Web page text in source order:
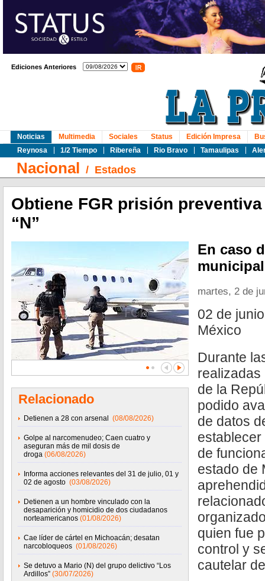
Ediciones Anteriores
Noticias
Reynosa
1/2 Tiempo Ribereña Rio Bravo Tamaulipas
Multimedia Sociales Status Edición Impresa
Nacional / Estados
Obtiene FGR prisión
“N”
Relacionado
Detienen a 28 con arsenal (08/08/2026)
Golpe al narcomenudeo; Caen cuatro y
aseguran más de mil dosis de
droga (06/08/2026)
Informa acciones relevantes del 31 de julio, 01 y
02 de agosto (03/08/2026)
Detienen a un hombre vinculado con la
desaparición y homicidio de dos ciudadanos
norteamericanos (01/08/2026)
Cae líder de cártel en Michoacán; desatan
narcobloqueos (01/08/2026)
Se detuvo a Mario (N) del grupo delictivo “Los
Ardillos” (30/07/2026)
En caso
martes, 2 de
02 de
México
Durante
realizadas
de la
podido
de datos
de
estado de
quien fue
control y
cautelar